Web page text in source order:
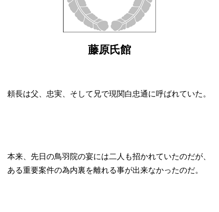
藤原氏館
頼長は父、忠実、そして兄で現関白忠通に呼ばれていた。
本来、先日の鳥羽院の宴には二人も招かれていたのだが、
ある重要案件の為内裏を離れる事が出来なかったのだ。